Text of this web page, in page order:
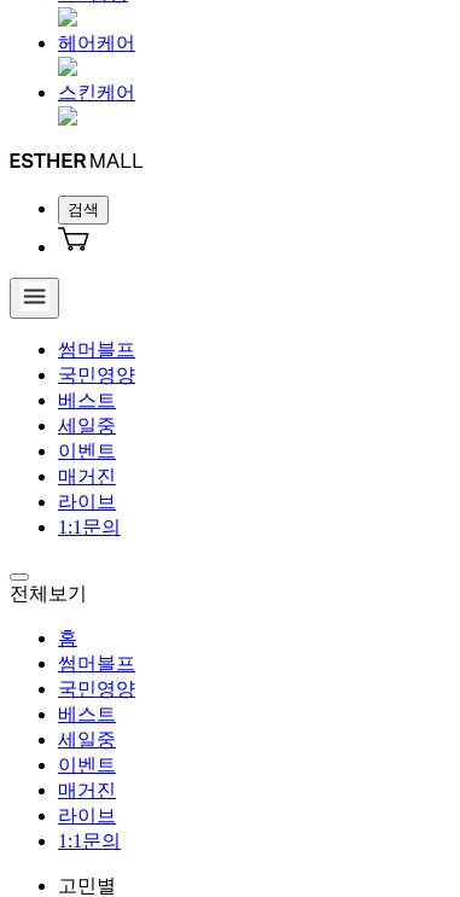
헤어케어
스킨케어
검색
썸머블프
국민영양
베스트
세일중
이벤트
매거진
라이브
1:1문의
전체보기
홈
썸머블프
국민영양
베스트
세일중
이벤트
매거진
라이브
1:1문의
고민별